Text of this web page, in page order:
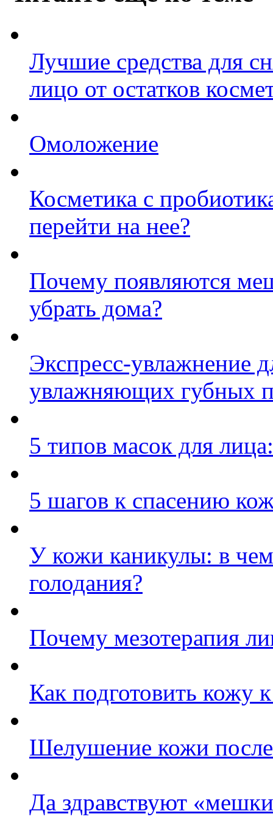
Лучшие средства для
лицо от остатков
Омоложение
Косметика с
перейти на нее?
Почему появляются
убрать дома?
Экспресс-увлажнение
увлажняющих губных
5 типов масок для
5 шагов к спасению
У кожи каникулы: в
голодания?
Почему мезотерапия
Как подготовить кожу
Шелушение кожи после
Да здравствуют